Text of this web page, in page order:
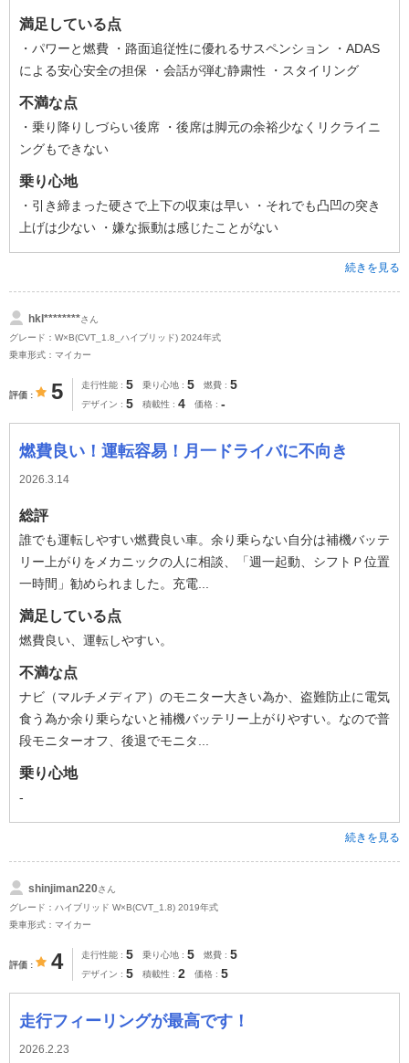
満足している点
・パワーと燃費 ・路面追従性に優れるサスペンション ・ADAS
による安心安全の担保 ・会話が弾む静粛性 ・スタイリング
不満な点
・乗り降りしづらい後席 ・後席は脚元の余裕少なくリクライニ
ングもできない
乗り心地
・引き締まった硬さで上下の収束は早い ・それでも凸凹の突き
上げは少ない ・嫌な振動は感じたことがない
続きを見る
hkl********さん
グレード：W×B(CVT_1.8_ハイブリッド) 2024年式
乗車形式：マイカー
評価 5 走行性能 5 乗り心地 5 燃費 5
デザイン 5 積載性 4 価格 -
燃費良い！運転容易！月一ドライバに不向き
2026.3.14
総評
誰でも運転しやすい燃費良い車。余り乗らない自分は補機バッテ
リー上がりをメカニックの人に相談、「週一起動、シフトＰ位置
一時間」勧められました。充電...
満足している点
燃費良い、運転しやすい。
不満な点
ナビ（マルチメディア）のモニター大きい為か、盗難防止に電気
食う為か余り乗らないと補機バッテリー上がりやすい。なので普
段モニターオフ、後退でモニタ...
乗り心地
-
続きを見る
shinjiman220さん
グレード：ハイブリッド W×B(CVT_1.8) 2019年式
乗車形式：マイカー
評価 4 走行性能 5 乗り心地 5 燃費 5
デザイン 5 積載性 2 価格 5
走行フィーリングが最高です！
2026.2.23